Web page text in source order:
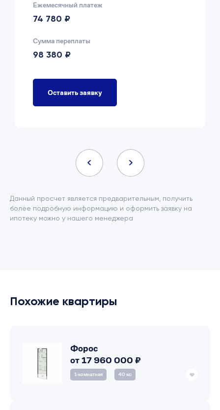
Ежемесячный платеж
74 780 ₽
Сумма переплаты
98 380 ₽
Оставить заявку
Данный просчет является предварительным, получить
более подробную информацию и оформить заявку на
ипотеку можно у нашего менеджера
Похожие квартиры
Форос
от 17 960 000 ₽
1‑комнатная 40 м2